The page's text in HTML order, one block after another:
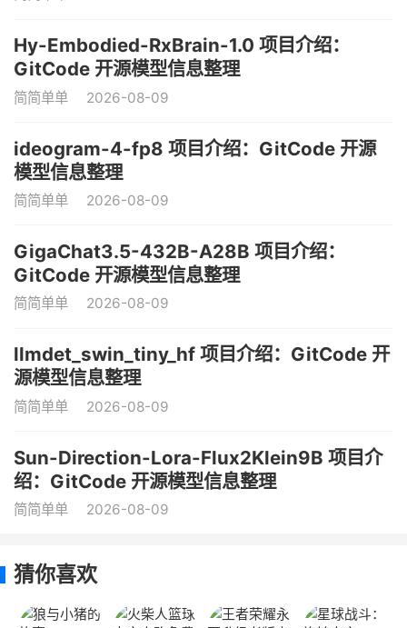
Hy-Embodied-RxBrain-1.0 项目介绍：
GitCode 开源模型信息整理
简简单单 2026-08-09
ideogram-4-fp8 项目介绍：GitCode 开源
模型信息整理
简简单单 2026-08-09
GigaChat3.5-432B-A28B 项目介绍：
GitCode 开源模型信息整理
简简单单 2026-08-09
llmdet_swin_tiny_hf 项目介绍：GitCode 开
源模型信息整理
简简单单 2026-08-09
Sun-Direction-Lora-Flux2Klein9B 项目介
绍：GitCode 开源模型信息整理
简简单单 2026-08-09
猜你喜欢